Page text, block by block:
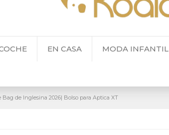
EN CASA MODA INFANTIL
Bag de Inglesina 2026| Bolso para Aptica XT